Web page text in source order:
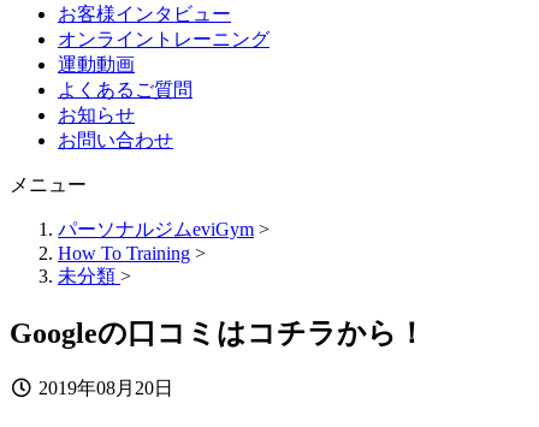
お客様インタビュー
オンライントレーニング
運動動画
よくあるご質問
お知らせ
お問い合わせ
メニュー
パーソナルジムeviGym >
How To Training >
未分類 >
Googleの口コミはコチラから！
2019年08月20日